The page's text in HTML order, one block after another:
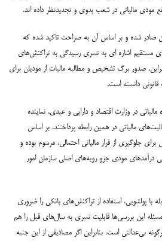
مودی مالیاتی در شعب بدوی و تجدیدنظر داده اند.
صادر شده و بر اساس آن به صراحت تاکید شده که
مستقیم اشاره ای به تسری رسیدگی به تراکنش‌های
از ۹۵ ندارد و بنابراین، صدور برگ تشخیص و مطالبه مالیات از مودیان برای
در وزارت اقتصاد و دارایی و عبدی، نماینده
مالیاتی در همین رابطه پرداختند. بر اساس
برای جلوگیری از فرار مالیاتی احتمالی، مرسوم بوده و
استفاده از این ظرفیت با هدف شناسایی درآمدهای مودی جزو رویه‎‌های اصلی سازمان امور
با پولشویی، استفاده از تراکنش‌های بانکی را ضروری
این بررسی‌ها قابلیت تسری به سال‌های قبل را هم
بی‌عدالتی است، بنابراین اگر مصادیقی از این جنبه